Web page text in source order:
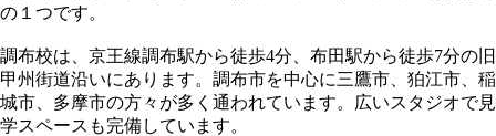
の１つです。
調布校は、京王線調布駅から徒歩4分、布田駅から徒歩7分の旧
甲州街道沿いにあります。調布市を中心に三鷹市、狛江市、稲
城市、多摩市の方々が多く通われています。広いスタジオで見
学スペースも完備しています。